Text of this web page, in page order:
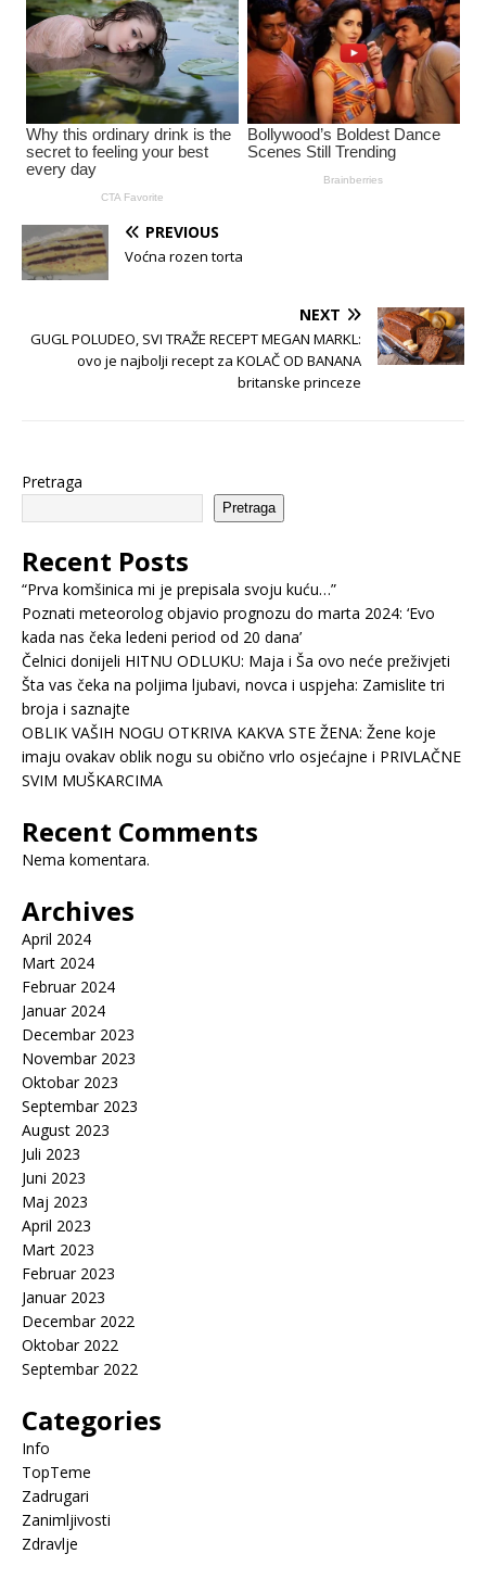
PREVIOUS
Voćna rozen torta
NEXT
GUGL POLUDEO, SVI TRAŽE RECEPT MEGAN MARKL:
ovo je najbolji recept za KOLAČ OD BANANA
britanske princeze
Pretraga
Pretraga
Recent Posts
“Prva komšinica mi je prepisala svoju kuću…”
Poznati meteorolog objavio prognozu do marta 2024: ‘Evo
kada nas čeka ledeni period od 20 dana’
Čelnici donijeli HITNU ODLUKU: Maja i Ša ovo neće preživjeti
Šta vas čeka na poljima ljubavi, novca i uspjeha: Zamislite tri
broja i saznajte
OBLIK VAŠIH NOGU OTKRIVA KAKVA STE ŽENA: Žene koje
imaju ovakav oblik nogu su obično vrlo osjećajne i PRIVLAČNE
SVIM MUŠKARCIMA
Recent Comments
Nema komentara.
Archives
April 2024
Mart 2024
Februar 2024
Januar 2024
Decembar 2023
Novembar 2023
Oktobar 2023
Septembar 2023
August 2023
Juli 2023
Juni 2023
Maj 2023
April 2023
Mart 2023
Februar 2023
Januar 2023
Decembar 2022
Oktobar 2022
Septembar 2022
Categories
Info
TopTeme
Zadrugari
Zanimljivosti
Zdravlje